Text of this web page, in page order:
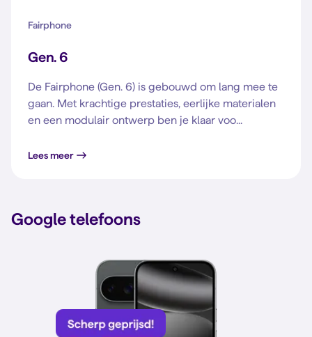
Fairphone
Gen. 6
De Fairphone (Gen. 6) is gebouwd om lang mee te
gaan. Met krachtige prestaties, eerlijke materialen
en een modulair ontwerp ben je klaar voo...
Lees meer
Google telefoons